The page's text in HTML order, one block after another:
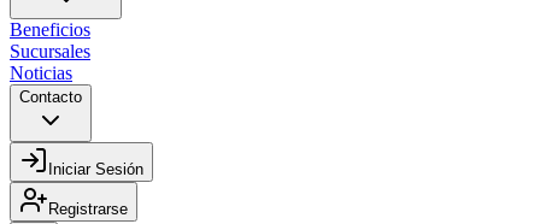
Beneficios
Sucursales
Noticias
Contacto
Iniciar Sesión
Registrarse